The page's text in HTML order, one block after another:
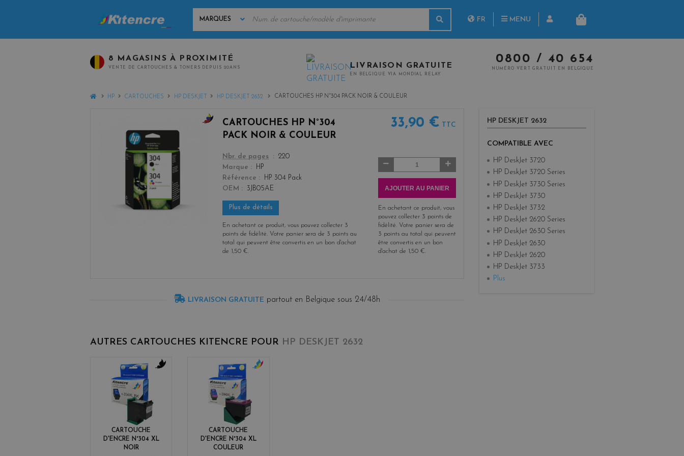
CLÉS
RechercheFR MENU
PANIER
8 MAGASINS À PROXIMITÉ
VENTE DE CARTOUCHES & TONERS DEPUIS 20ANS LIVRAISON GRATUITE
EN BELGIQUE VIA MONDIAL RELAY.
0800 / 40 654
NUMÉRO VERT GRATUIT EN BELGIQUE
HOME
HP CARTOUCHES HP DESKJET HP DESKJET 2632 CARTOUCHES HP N°304 PACK NOIR & COULEUR
CARTOUCHES HP N°304
PACK NOIR & COULEUR
color
Nbr. de pages
220
Marque
HP
Référence
HP 304 Pack
OEM
3JB05AE
Plus de détails
En achetant ce produit, vous pouvez collecter 3
points de fidélité. Votre panier sera de 3 points au
total qui peuvent être convertis en un bon d'achat
de
1,50 €.
33,90 € TTC
AJOUTER AU PANIER
En achetant ce produit, vous
pouvez collecter 3 points de
fidélité. Votre panier sera de
3 pointsau total qui peuvent
être convertis en un bon
d'achat de
1,50 €.
LIVRAISON GRATUITE partout en Belgique sous 24/48h
AUTRES CARTOUCHES KITENCRE POUR HP DESKJET 2632
CARTOUCHE
D'ENCRE N°304 XL
NOIR
CARTOUCHE
D'ENCRE N°304 XL
COULEUR
HP DESKJET 2632
COMPATIBLE AVEC
HP DeskJet 3720
HP DeskJet 3720 Series
HP DeskJet 3730 Series
HP DeskJet 3730
HP DeskJet 3732
HP DeskJet 2620 Series
HP DeskJet 2630 Series
HP DeskJet 2630
HP DeskJet 2620
HP DeskJet 3733
Plus